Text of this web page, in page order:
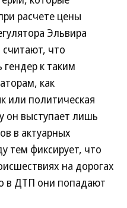
расчете цены
Эльвира
что
к таким
как
или политическая
он выступает лишь
в актуарных
тем фиксирует, что
на дорогах
в ДТП они попадают